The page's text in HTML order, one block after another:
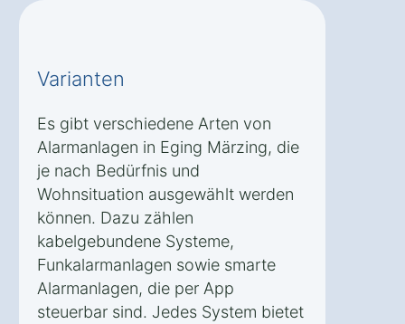
Varianten
Es gibt verschiedene Arten von
Alarmanlagen in Eging Märzing, die
je nach Bedürfnis und
Wohnsituation ausgewählt werden
können. Dazu zählen
kabelgebundene Systeme,
Funkalarmanlagen sowie smarte
Alarmanlagen, die per App
steuerbar sind. Jedes System bietet